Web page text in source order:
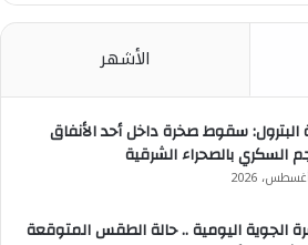
الأشهر
البترول: سقوط صخرة داخل أحد الأنفاق
السكري بالصحراء الشرقية
الجوية اليومية .. حالة الطقس المتوقعة